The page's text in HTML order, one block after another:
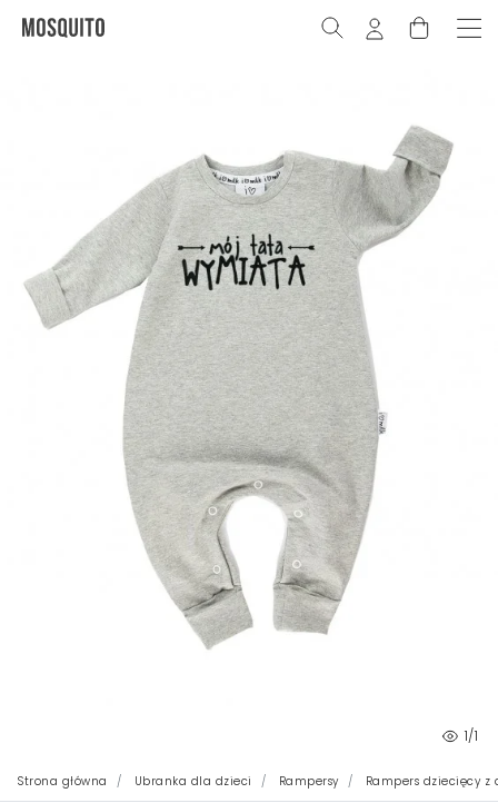
1/1
Strona główna Ubranka dla dzieci Rampersy Rampers dziecięcy